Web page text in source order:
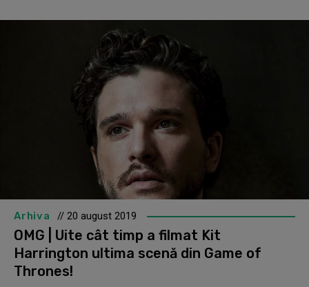
Arhiva // 20 august 2019
OMG | Uite cât timp a filmat Kit
Harrington ultima scenă din Game of
Thrones!